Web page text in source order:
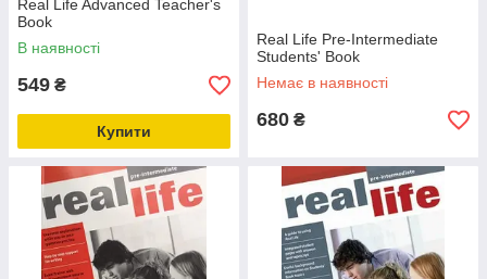
Real Life Advanced Teacher's
Book
В наявності
549 ₴
Купити
Real Life Pre-Intermediate
Students' Book
Немає в наявності
680 ₴